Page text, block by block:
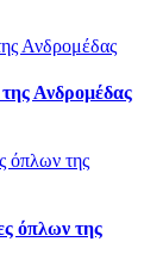
Ανδρομέδας
όπλων της